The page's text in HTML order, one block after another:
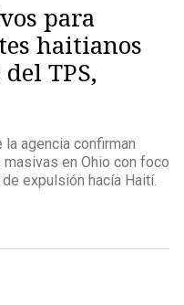
para
haitianos
TPS,
agencia confirman
en Ohio con foco
expulsión hacía Haití.